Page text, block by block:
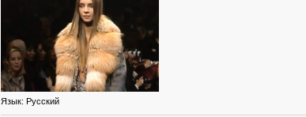
Язык: Русский